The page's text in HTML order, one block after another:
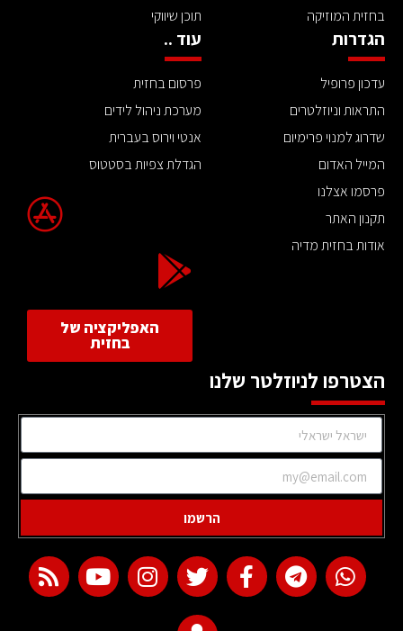
בחזית המוזיקה
תוכן שיווקי
הגדרות
עדכון פרופיל
התראות וניוזלטרים
שדרוג למנוי פרימיום
המייל האדום
פרסמו אצלנו
תקנון האתר
אודות בחזית מדיה
עוד ..
פרסום בחזית
מערכת ניהול לידים
אנטי וירוס בעברית
הגדלת צפיות בסטטוס
האפליקציה של
בחזית
הצטרפו לניוזלטר שלנו
הרשמו